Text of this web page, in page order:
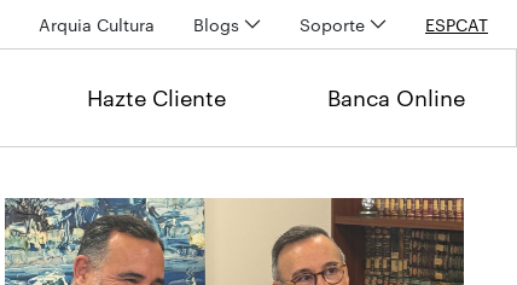
Arquia Cultura Blogs Soporte ESPCAT
Hazte Cliente Banca Online